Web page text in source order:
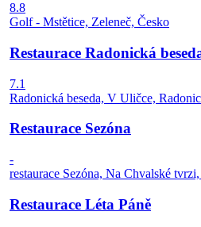
8.8
Golf - Mstětice, Zeleneč, Česko
Restaurace Radonická
7.1
Radonická beseda, V Uličce,
Restaurace Sezóna
-
restaurace Sezóna, Na Chvalské
Restaurace Léta Páně